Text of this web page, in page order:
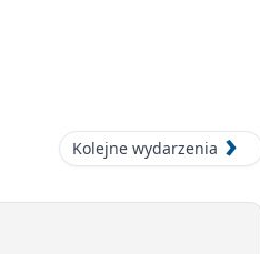
Kolejne wydarzenia